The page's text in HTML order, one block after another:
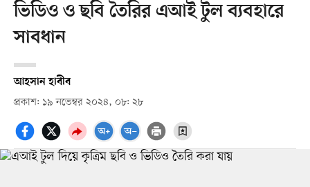
ভিডিও ও ছবি তৈরির এআই টুল ব্যবহারে
সাবধান
আহসান হাবীব
প্রকাশ: ১৯ নভেম্বর ২০২৪, ০৮: ২৮